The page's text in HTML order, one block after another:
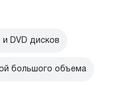
DVD дисков
большого объема